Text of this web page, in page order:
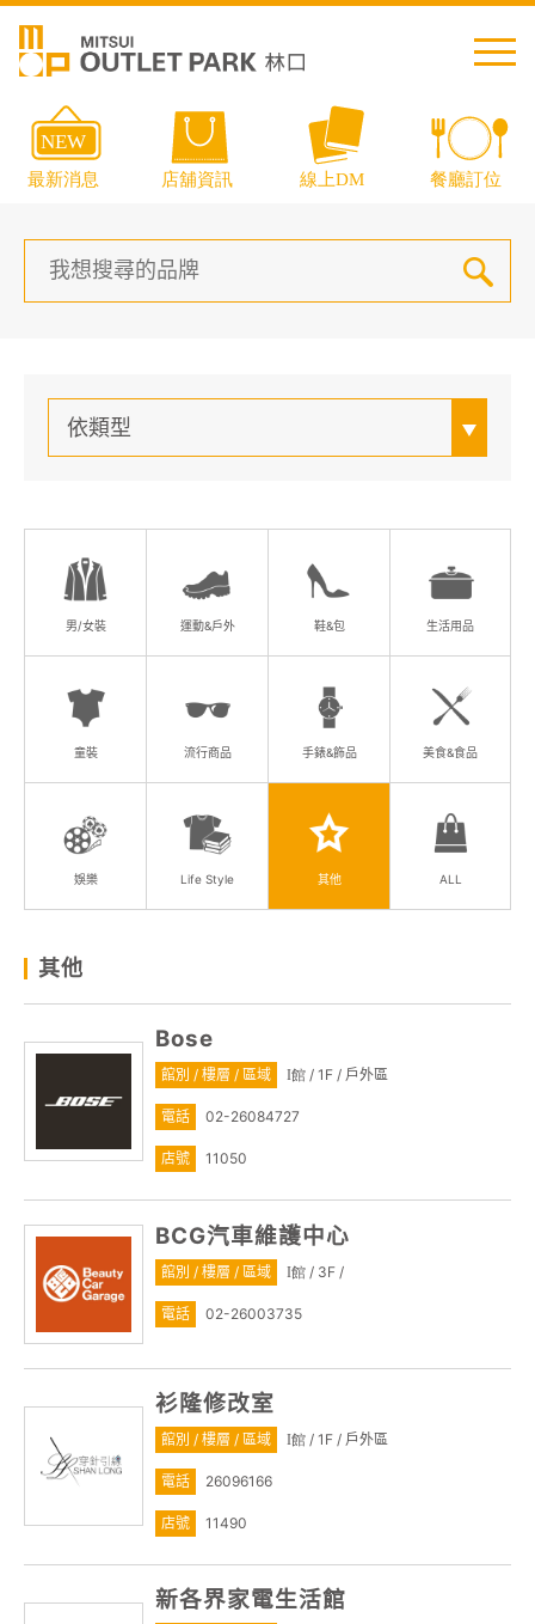
交通資訊
顧客服務
關於我們
APP會員專區
依類型
男/女裝 運動&戶外 鞋&包 生活用品
童裝 流行商品 手錶&飾品 美食&食品
娛樂 Life Style 其他 ALL
其他
Bose
館別 / 樓層 / 區域 I館 / 1F / 戶外區
電話 02-26084727
店號 11050
BCG汽車維護中心
館別 / 樓層 / 區域 I館 / 3F /
電話 02-26003735
衫隆修改室
館別 / 樓層 / 區域 I館 / 1F / 戶外區
電話 26096166
店號 11490
新各界家電生活館